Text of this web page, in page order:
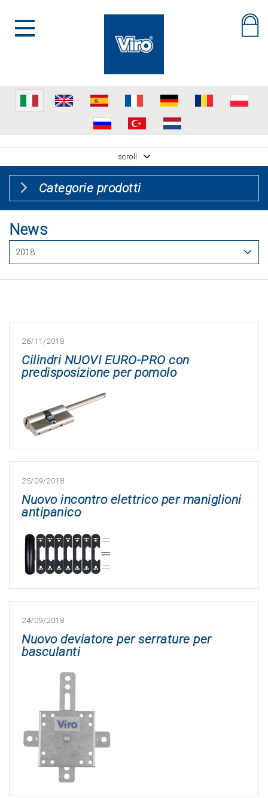
scroll
Categorie prodotti
News
26/11/2018
Cilindri NUOVI EURO-PRO con
predisposizione per pomolo
25/09/2018
Nuovo incontro elettrico per maniglioni
antipanico
24/09/2018
Nuovo deviatore per serrature per
basculanti